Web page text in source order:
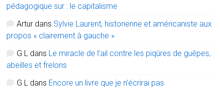
pédagogique sur : le capitalisme
Artur dans Sylvie Laurent, historienne et américaniste aux
propos « clairement à gauche »
G L dans Le miracle de l’ail contre les piqûres de guêpes,
abeilles et frelons
G L dans Encore un livre que je n’écrirai pas